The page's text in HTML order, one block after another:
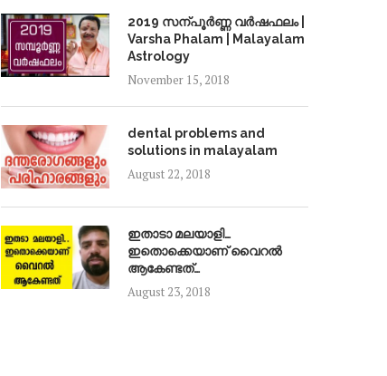
2019 സന്പൂർണ്ണ വർഷഫലം |
Varsha Phalam | Malayalam
Astrology
November 15, 2018
dental problems and
solutions in malayalam
August 22, 2018
ഇതാടാ മലയാളി…
ഇതൊക്കെയാണ് വൈറൽ
ആകേണ്ടത്…
August 23, 2018